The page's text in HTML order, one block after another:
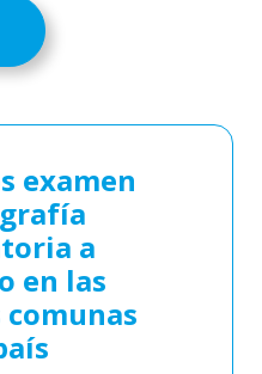
examen
a
en las